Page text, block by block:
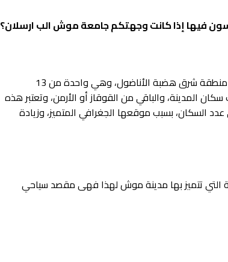
فيها إذا كانت وجهتكم جامعة موش الب ارسلان؟
هي إحدى محافظات تركيا تقع في منطقة شرق هضبة الأناضول، وهي واحدة من 13
المدينة، والباقي من القوقاز أو الأرمن، وتعتبر هذه
السكان، بسبب موقعها الجغرافي المتميز، وزيادة
التي تتميز بها مدينة موش لهذا فهى مقصد سياحي